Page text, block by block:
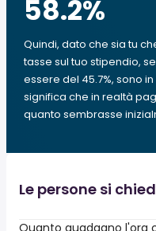
58.2%
Quindi, dato che sia tu
tasse sul tuo stipendio,
essere del 45.7%, sono
significa che in realtà
quanto sembrasse
Le persone si
Quanto guadagno l'ora